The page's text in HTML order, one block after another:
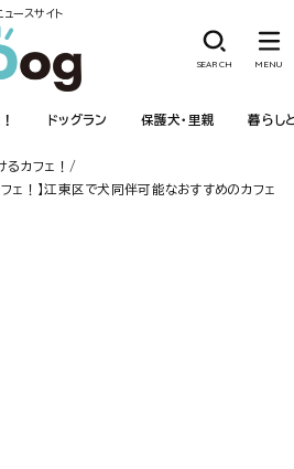
ースサイト
ドッグラン 保護犬・里親 暮らし
SEARCH MENU
るカフェ！
フェ！】江東区で犬同伴可能なおすすめのカフェ